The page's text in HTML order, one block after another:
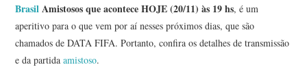
BrasilAmistosos que acontece HOJE (20/11) às 19 hs, é um
aperitivo para o que vem por aí nesses próximos dias, que são
chamados de DATA FIFA. Portanto, confira os detalhes de transmissão
e da partidaamistoso.